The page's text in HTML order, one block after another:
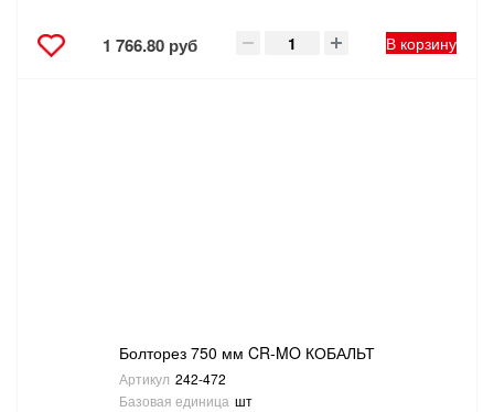
1 766.80 руб В корзину
Болторез 750 мм CR-MO КОБАЛЬТ
Артикул 242-472
Базовая единица шт